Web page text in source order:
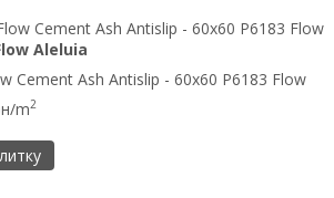
Aleluia
Cement Ash Antislip - 60x60 P6183 Flow
m2